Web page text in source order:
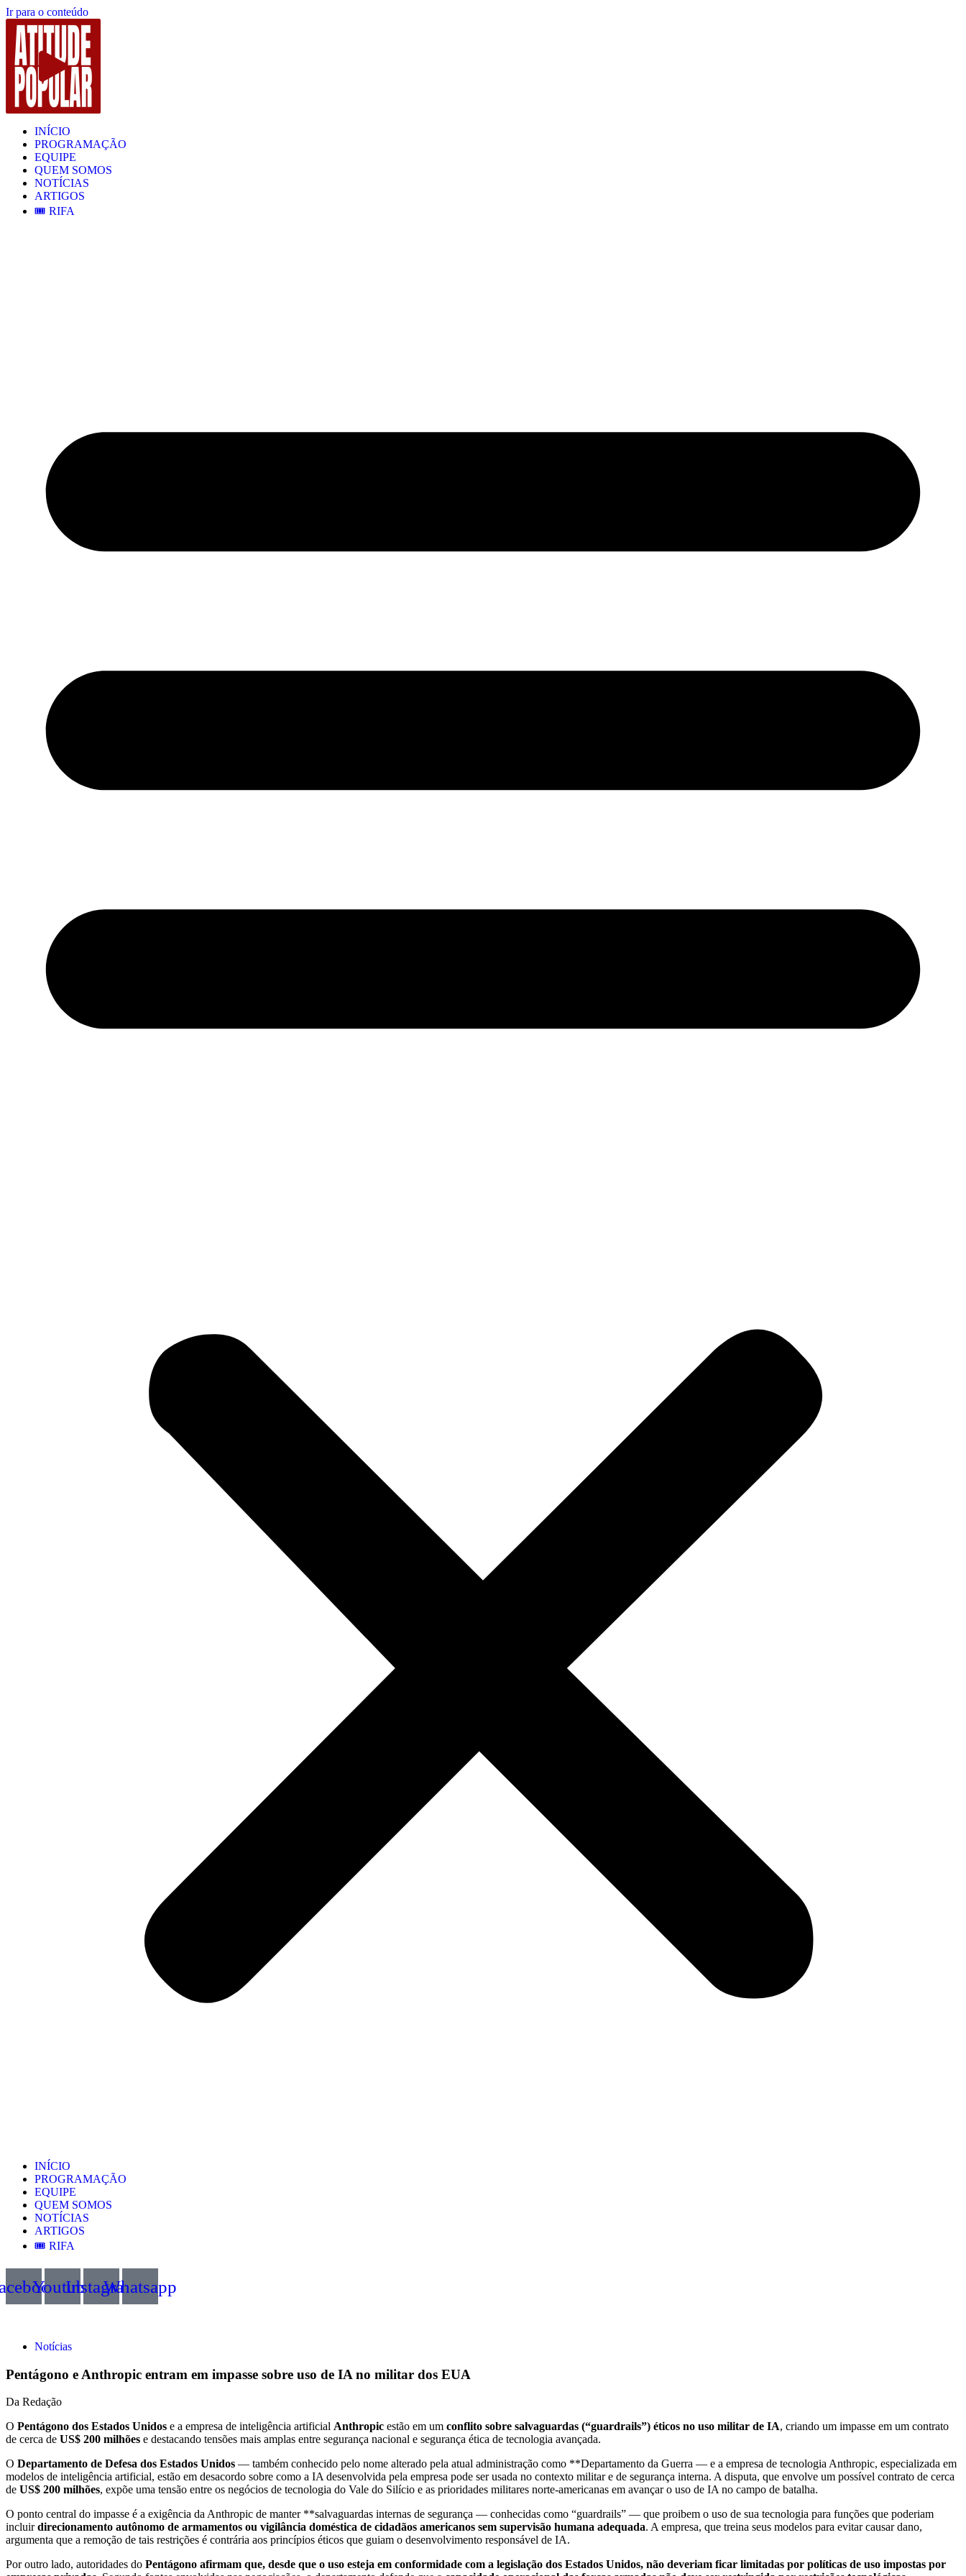
Ir para o conteúdo
INÍCIO
PROGRAMAÇÃO
EQUIPE
QUEM SOMOS
NOTÍCIAS
ARTIGOS
🎟️ RIFA
INÍCIO
PROGRAMAÇÃO
EQUIPE
QUEM SOMOS
NOTÍCIAS
ARTIGOS
🎟️ RIFA
YoutubeInstagramWhatsapp
Notícias
Pentágono e Anthropic entram em impasse sobre uso de IA no militar dos EUA
Da Redação
O Pentágono dos Estados Unidos e a empresa de inteligência artificial Anthropic estão em um conflito sobre salvaguardas (“guardrails”) éticos no uso militar de IA, criando um impasse em um contrato
de cerca de US$ 200 milhões e destacando tensões mais amplas entre segurança nacional e segurança ética de tecnologia avançada.
O Departamento de Defesa dos Estados Unidos — também conhecido pelo nome alterado pela atual administração como **Departamento da Guerra — e a empresa de tecnologia Anthropic, especializada em
modelos de inteligência artificial, estão em desacordo sobre como a IA desenvolvida pela empresa pode ser usada no contexto militar e de segurança interna. A disputa, que envolve um possível contrato de cerca
de US$ 200 milhões, expõe uma tensão entre os negócios de tecnologia do Vale do Silício e as prioridades militares norte-americanas em avançar o uso de IA no campo de batalha.
O ponto central do impasse é a exigência da Anthropic de manter **salvaguardas internas de segurança — conhecidas como “guardrails” — que proibem o uso de sua tecnologia para funções que poderiam
incluirdirecionamento autônomo de armamentos ou vigilância doméstica de cidadãos americanos sem supervisão humana adequada. A empresa, que treina seus modelos para evitar causar dano,
argumenta que a remoção de tais restrições é contrária aos princípios éticos que guiam o desenvolvimento responsável de IA.
Por outro lado, autoridades do Pentágono afirmam que, desde que o uso esteja em conformidade com a legislação dos Estados Unidos, não deveriam ficar limitadas por políticas de uso impostas por